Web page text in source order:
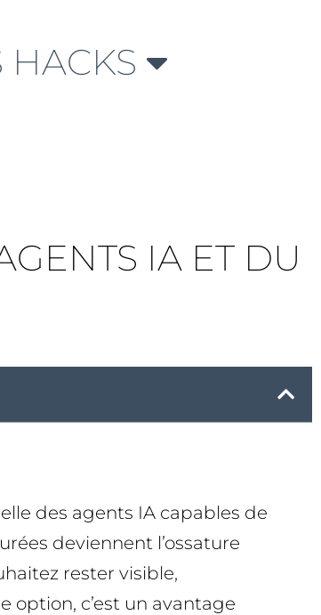
HACKS
IA ET DU
des agents IA capables de
deviennent l’ossature
rester visible,
option, c’est un avantage